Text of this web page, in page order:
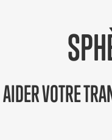
AIDER VOTRE